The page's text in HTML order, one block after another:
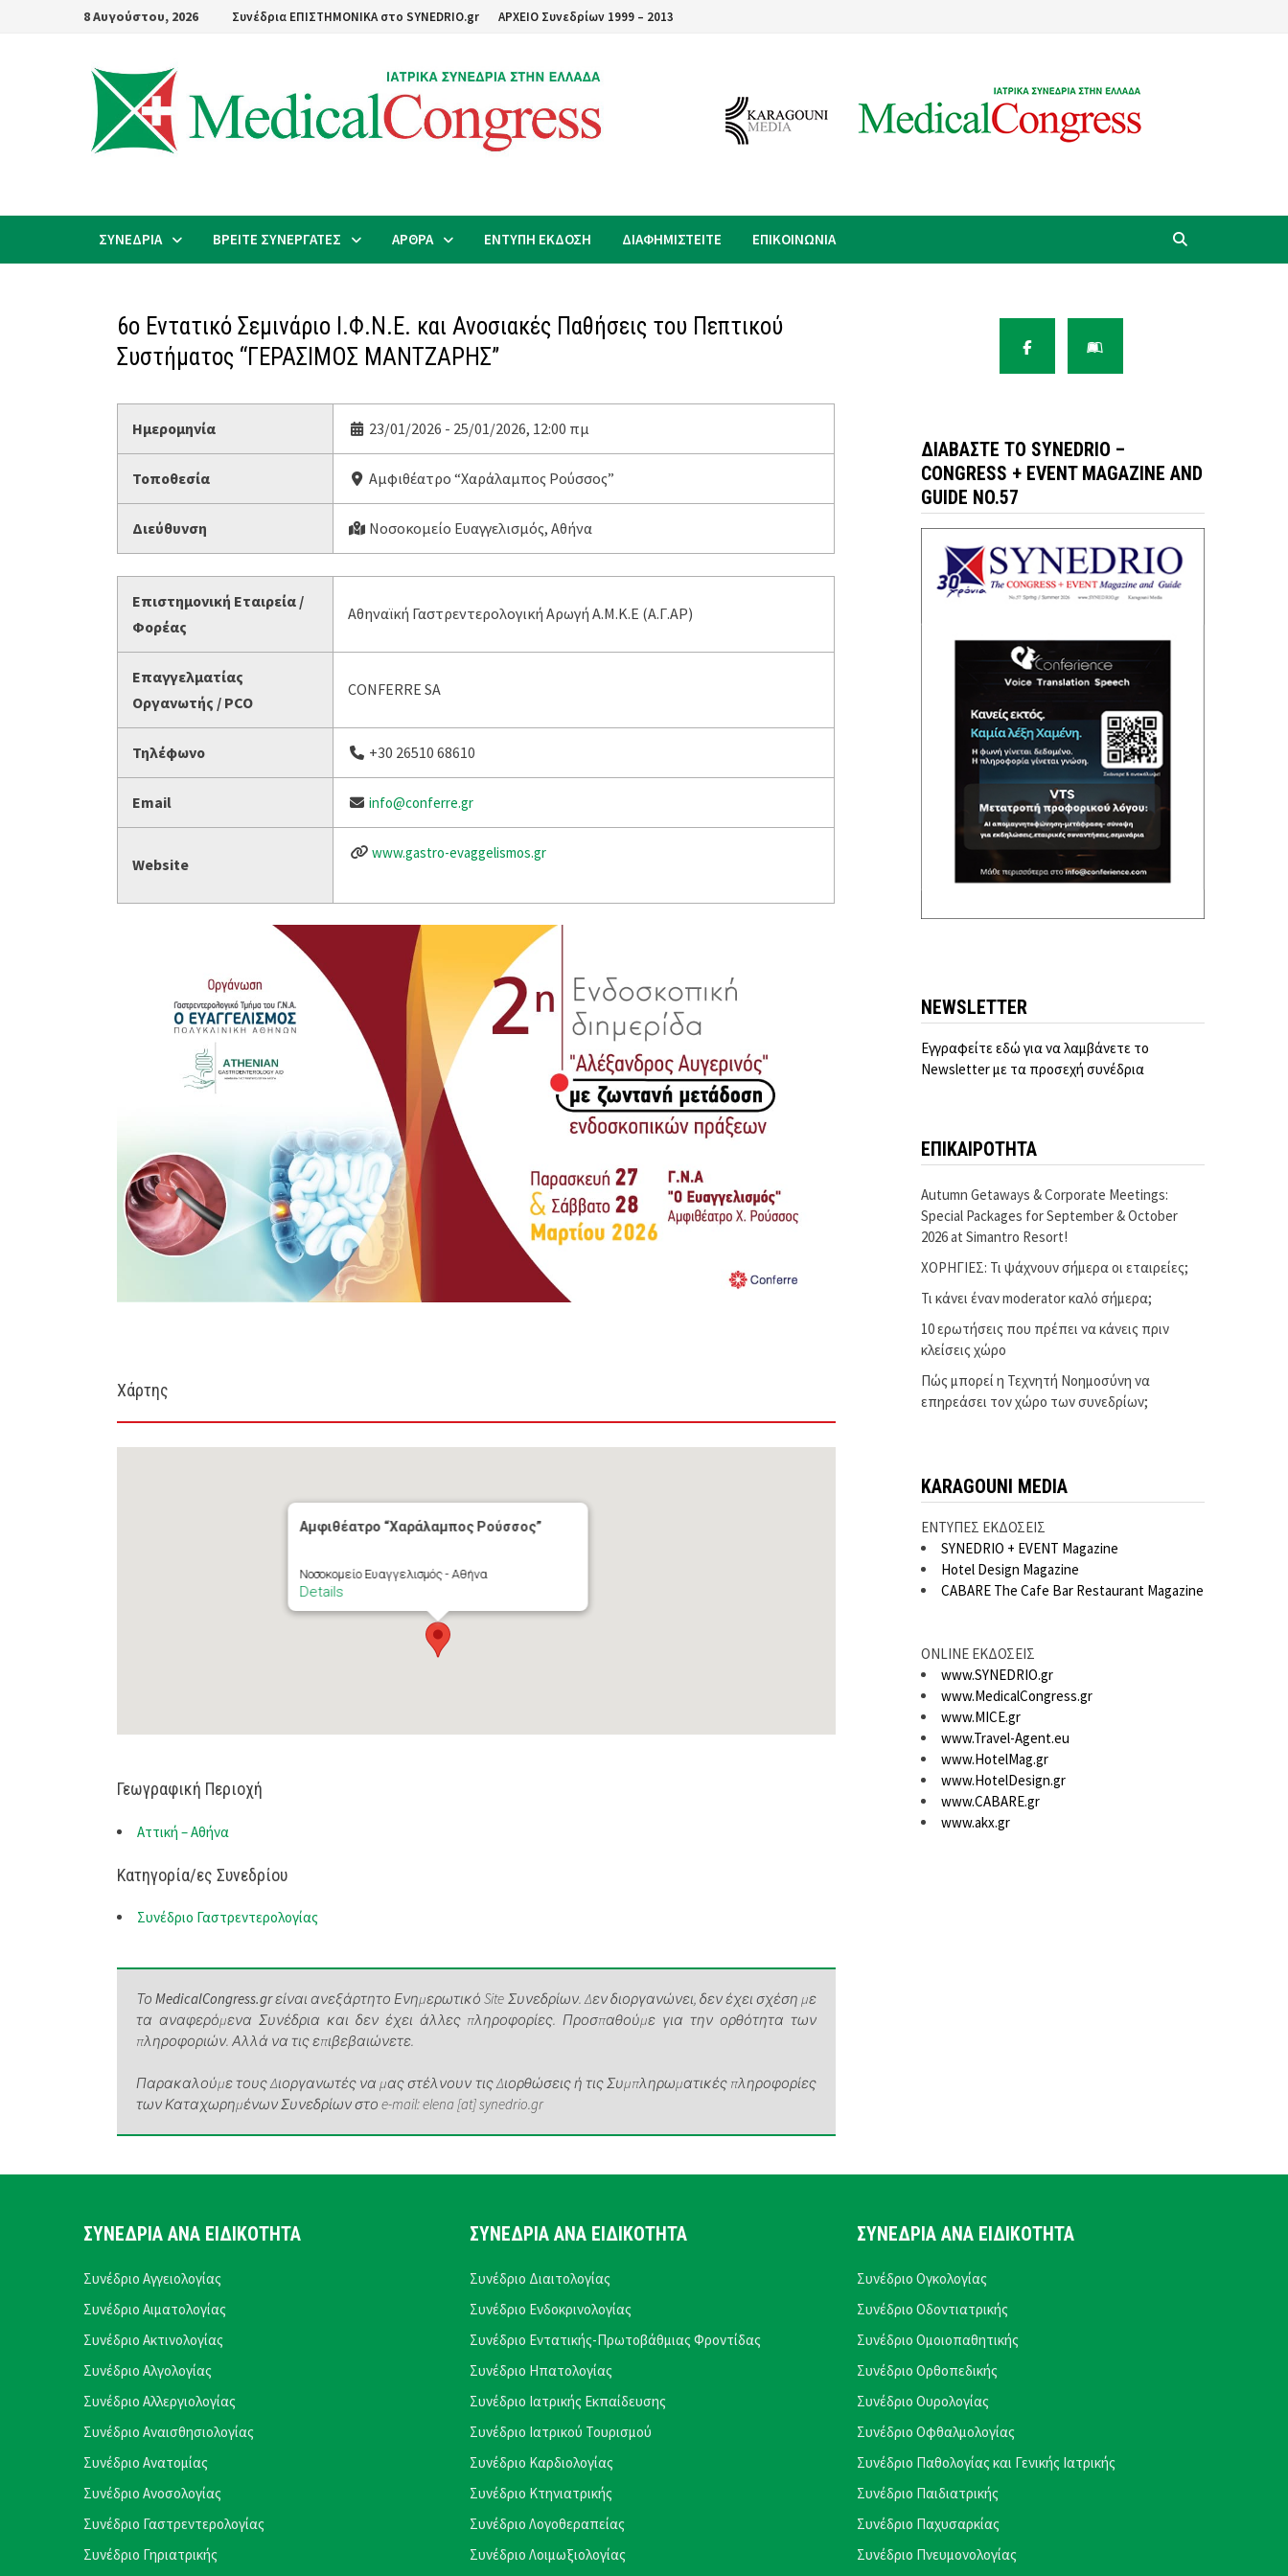
8 Αυγούστου, 2026 Συνέδρια ΕΠΙΣΤΗΜΟΝΙΚΑ στο SYNEDRIO.gr ΑΡΧΕΙΟ Συνεδρίων 1999 – 2013
ΣΥΝΕΔΡΙΑ ΒΡΕΙΤΕ ΣΥΝΕΡΓΑΤΕΣ ΑΡΘΡΑ ΕΝΤΥΠΗ ΕΚΔΟΣΗ ΔΙΑΦΗΜΙΣΤΕΙΤΕ ΕΠΙΚΟΙΝΩΝΙΑ
6ο Εντατικό Σεμινάριο Ι.Φ.Ν.Ε. και Ανοσιακές Παθήσεις του Πεπτικού
Συστήματος “ΓΕΡΑΣΙΜΟΣ ΜΑΝΤΖΑΡΗΣ”
Ημερομηνία 23/01/2026 - 25/01/2026, 12:00 πμ
Τοποθεσία Αμφιθέατρο “Χαράλαμπος Ρούσσος”
Διεύθυνση Νοσοκομείο Ευαγγελισμός, Αθήνα
Επιστημονική Εταιρεία /
Φορέας
Αθηναϊκή Γαστρεντερολογική Αρωγή Α.Μ.Κ.Ε (Α.Γ.ΑΡ)
Επαγγελματίας
Οργανωτής / PCO
CONFERRE SA
Τηλέφωνο +30 26510 68610
Email info@conferre.gr
Website
www.gastro-evaggelismos.gr
Χάρτης
Αμφιθέατρο “Χαράλαμπος Ρούσσος”
Νοσοκομείο Ευαγγελισμός - Αθήνα
Details
Γεωγραφική Περιοχή
Αττική – Αθήνα
Κατηγορία/ες Συνεδρίου
Συνέδριο Γαστρεντερολογίας
ΤοMedicalCongress.grείναι ανεξάρτητο Ενημερωτικό Site Συνεδρίων. Δεν διοργανώνει, δεν έχει σχέση με
τα αναφερόμενα Συνέδρια και δεν έχει άλλες πληροφορίες. Προσπαθούμε για την ορθότητα των
πληροφοριών. Αλλά να τις επιβεβαιώνετε.
Παρακαλούμε τους Διοργανωτές να μας στέλνουν τις Διορθώσεις ή τις Συμπληρωματικές πληροφορίες
των Καταχωρημένων Συνεδρίων στο e-mail: elena [at] synedrio.gr
ΔΙΑΒΆΣΤΕ ΤΟ SYNEDRIO –
CONGRESS + EVENT MAGAZINE AND
GUIDE NO.57
NEWSLETTER
Εγγραφείτε εδώ για να λαμβάνετε το
Newsletter με τα προσεχή συνέδρια
ΕΠΙΚΑΙΡΟΤΗΤΑ
Autumn Getaways & Corporate Meetings:
Special Packages for September & October
2026 at Simantro Resort!
ΧΟΡΗΓΙΕΣ: Τι ψάχνουν σήμερα οι εταιρείες;
Τι κάνει έναν moderator καλό σήμερα;
10 ερωτήσεις που πρέπει να κάνεις πριν
κλείσεις χώρο
Πώς μπορεί η Τεχνητή Νοημοσύνη να
επηρεάσει τον χώρο των συνεδρίων;
KARAGOUNI MEDIA
ΕΝΤΥΠΕΣ ΕΚΔΟΣΕΙΣ
SYNEDRIO + EVENT Magazine
Hotel Design Magazine
CABARE The Cafe Bar Restaurant Magazine
ONLINE ΕΚΔΟΣΕΙΣ
www.SYNEDRIO.gr
www.MedicalCongress.gr
www.MICE.gr
www.Travel-Agent.eu
www.HotelMag.gr
www.HotelDesign.gr
www.CABARE.gr
www.akx.gr
ΣΥΝΕΔΡΙΑ ΑΝΑ ΕΙΔΙΚΟΤΗΤΑ
Συνέδριο Αγγειολογίας
Συνέδριο Αιματολογίας
Συνέδριο Ακτινολογίας
Συνέδριο Αλγολογίας
Συνέδριο Αλλεργιολογίας
Συνέδριο Αναισθησιολογίας
Συνέδριο Ανατομίας
Συνέδριο Ανοσολογίας
Συνέδριο Γαστρεντερολογίας
Συνέδριο Γηριατρικής
ΣΥΝΕΔΡΙΑ ΑΝΑ ΕΙΔΙΚΟΤΗΤΑ
Συνέδριο Διαιτολογίας
Συνέδριο Ενδοκρινολογίας
Συνέδριο Εντατικής-Πρωτοβάθμιας Φροντίδας
Συνέδριο Ηπατολογίας
Συνέδριο Ιατρικής Εκπαίδευσης
Συνέδριο Ιατρικού Τουρισμού
Συνέδριο Καρδιολογίας
Συνέδριο Κτηνιατρικής
Συνέδριο Λογοθεραπείας
Συνέδριο Λοιμωξιολογίας
ΣΥΝΕΔΡΙΑ ΑΝΑ ΕΙΔΙΚΟΤΗΤΑ
Συνέδριο Ογκολογίας
Συνέδριο Οδοντιατρικής
Συνέδριο Ομοιοπαθητικής
Συνέδριο Ορθοπεδικής
Συνέδριο Ουρολογίας
Συνέδριο Οφθαλμολογίας
Συνέδριο Παθολογίας και Γενικής Ιατρικής
Συνέδριο Παιδιατρικής
Συνέδριο Παχυσαρκίας
Συνέδριο Πνευμονολογίας